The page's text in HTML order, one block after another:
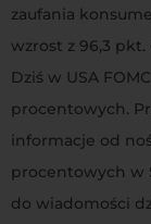
zaufania
wzrost z 96,3
Dziś w USA
procentowych.
informacje od
procentowych w
do wiadomości